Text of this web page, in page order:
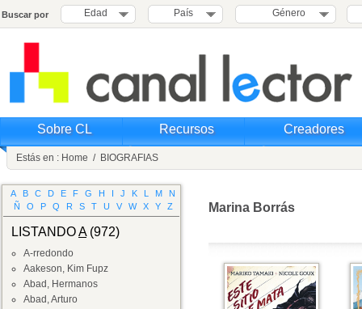
Buscar por Edad País Género
Sobre CL Recursos Creadores
Estás en : Home / BIOGRAFIAS
A B C D E F G H I J K L M
N
Ñ
O P Q R S T U V W X Y Z
LISTANDOA(972)
A-rredondo
Aakeson, Kim Fupz
Abad, Hermanos
Abad, Arturo
Marina Borrás